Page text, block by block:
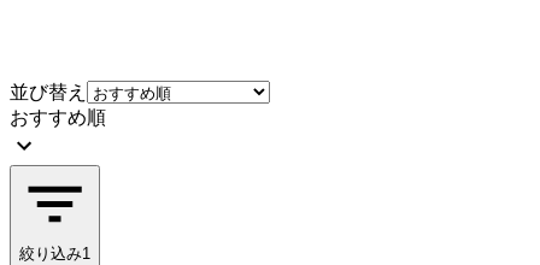
並び替え
おすすめ順
絞り込み1